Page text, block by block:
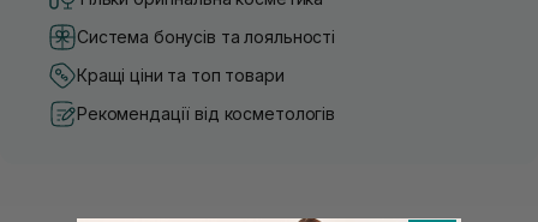
Система бонусів та лояльності
Кращі ціни та топ товари
Рекомендації від косметологів